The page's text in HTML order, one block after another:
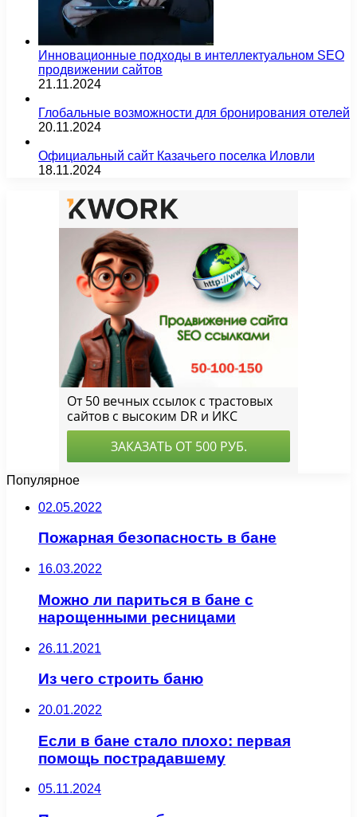
Инновационные подходы в интеллектуальном SEO
продвижении сайтов
21.11.2024
Глобальные возможности для бронирования отелей
20.11.2024
Официальный сайт Казачьего поселка Иловли
18.11.2024
Популярное
02.05.2022
Пожарная безопасность в бане
16.03.2022
Можно ли париться в бане с
нарощенными ресницами
26.11.2021
Из чего строить баню
20.01.2022
Если в бане стало плохо: первая
помощь пострадавшему
05.11.2024